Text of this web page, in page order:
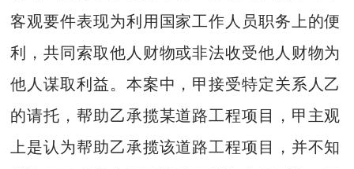
客观要件表现为利用国家工作人员职务上的便
利，共同索取他人财物或非法收受他人财物为
他人谋取利益。本案中，甲接受特定关系人乙
的请托，帮助乙承揽某道路工程项目，甲主观
上是认为帮助乙承揽该道路工程项目，并不知